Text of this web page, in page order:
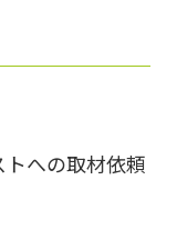
トへの取材依頼